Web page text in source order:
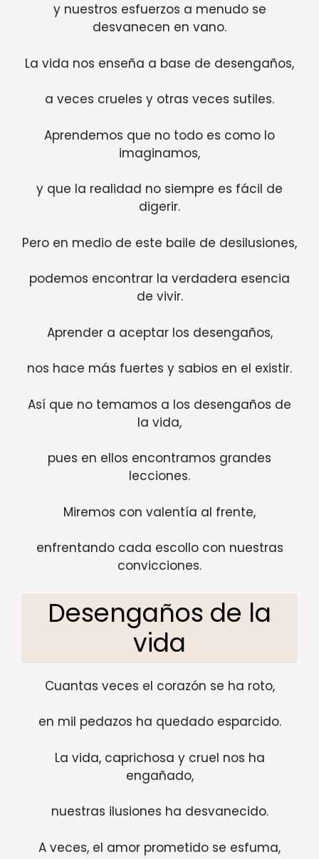
y nuestros esfuerzos a menudo se
desvanecen en vano.
La vida nos enseña a base de desengaños,
a veces crueles y otras veces sutiles.
Aprendemos que no todo es como lo
imaginamos,
y que la realidad no siempre es fácil de
digerir.
Pero en medio de este baile de desilusiones,
podemos encontrar la verdadera esencia
de vivir.
Aprender a aceptar los desengaños,
nos hace más fuertes y sabios en el existir.
Así que no temamos a los desengaños de
la vida,
pues en ellos encontramos grandes
lecciones.
Miremos con valentía al frente,
enfrentando cada escollo con nuestras
convicciones.
Desengaños de la
vida
Cuantas veces el corazón se ha roto,
en mil pedazos ha quedado esparcido.
La vida, caprichosa y cruel nos ha
engañado,
nuestras ilusiones ha desvanecido.
A veces, el amor prometido se esfuma,